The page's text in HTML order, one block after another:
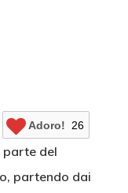
Adoro! 26
parte del
partendo dai